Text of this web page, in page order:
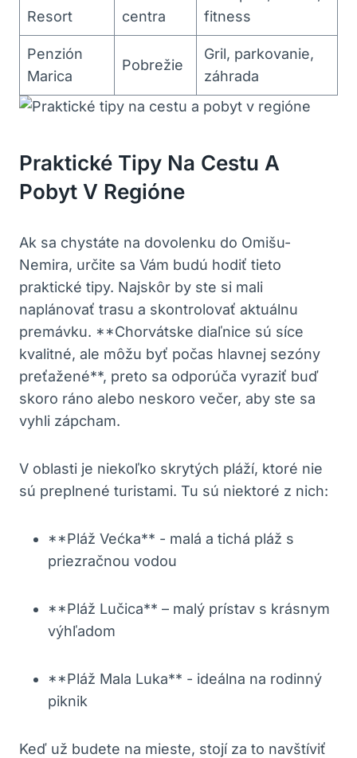
Resort
centra
fitness
Penzión‍
Marica
Pobrežie
Gril, parkovanie,
záhrada
Praktické Tipy‍ Na ⁢cestu A
Pobyt V ​regióne
Ak sa chystáte na dovolenku do ⁤Omišu-
Nemira, určite sa⁢ Vám budú ⁣hodiť tieto
praktické tipy. Najskôr by ste si mali
naplánovať trasu a skontrolovať ‍aktuálnu
premávku. **Chorvátske diaľnice ‌sú síce‌
kvalitné, ale môžu byť počas hlavnej sezóny⁤
preťažené**, preto sa​ odporúča vyraziť buď
skoro ráno‌ alebo‌ neskoro ⁢večer,⁣ aby ste sa
vyhli zápcham.
V oblasti ​je niekoľko skrytých pláží,‌ ktoré ‌nie‍
sú preplnené​ turistami. ⁢Tu sú niektoré ⁣z nich:
**Pláž Većka** -⁤ malá ⁢a tichá pláž s
priezračnou vodou
**Pláž Lučica** – malý prístav s krásnym
výhľadom
**Pláž Mala Luka** ⁣- ideálna na ⁢rodinný
piknik
Keď už budete na mieste,‍ stojí za to navštíviť